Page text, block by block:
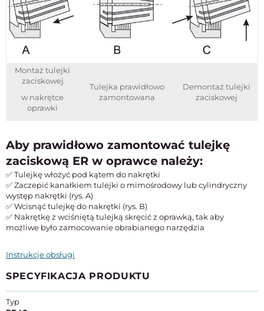
Montaż tulejki
zaciskowej
w nakrętce
oprawki
Tulejka prawidłowo
zamontowana
Demontaż tulejki
zaciskowej
Aby prawidłowo zamontować tulejkę
zaciskową ER w oprawce należy:
✅ Tulejkę włożyć pod kątem do nakrętki
✅ Zaczepić kanałkiem tulejki o mimośrodowy lub cylindryczny
występ nakrętki (rys. A)
✅ Wcisnąć tulejkę do nakrętki (rys. B)
✅ Nakrętkę z wciśniętą tulejką skręcić z oprawką, tak aby
możliwe było zamocowanie obrabianego narzędzia
Instrukcje obsługi
SPECYFIKACJA PRODUKTU
Typ